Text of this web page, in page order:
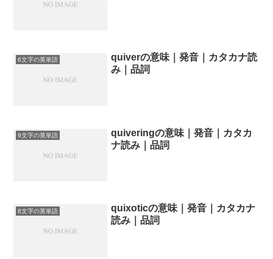
6文字の英単語
quiverの意味｜発音｜カタカナ読
み｜品詞
9文字の英単語
quiveringの意味｜発音｜カタカ
ナ読み｜品詞
8文字の英単語
quixoticの意味｜発音｜カタカナ
読み｜品詞